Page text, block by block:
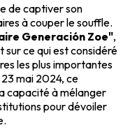
de captiver son
à couper le souffle.
Generación Zoe",
sur ce qui est considéré
les plus importantes
mai 2024, ce
capacité à mélanger
pour dévoiler